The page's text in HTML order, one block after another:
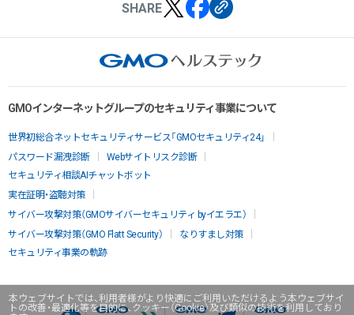
本ウェブサイトでは、利用者様がより快適にご利用いただけるよう本ウェブサイ
トの改善・最適化等を目的に、クッキー（Cookie）及び類似の技術を利用しており
SHARE
GMOインターネットグループのセキュリティ事業について
世界初総合ネットセキュリティサービス「GMOセキュリティ24」
パスワード漏洩診断
Webサイトリスク診断
セキュリティ相談AIチャットボット
実在証明・盗聴対策
サイバー攻撃対策（GMOサイバーセキュリティ byイエラエ）
サイバー攻撃対策（GMO Flatt Security）
なりすまし対策
セキュリティ事業の軌跡